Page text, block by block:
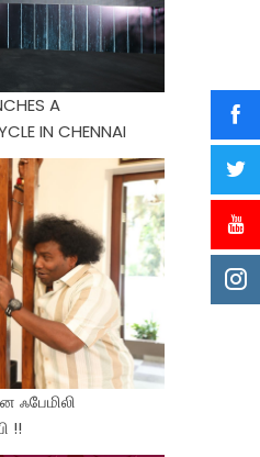
A
IN CHENNAI
ஃபேமிலி
!!